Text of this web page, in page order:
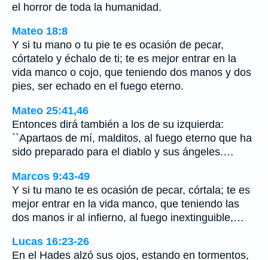
el horror de toda la humanidad.
Mateo 18:8
Y si tu mano o tu pie te es ocasión de pecar,
córtatelo y échalo de ti; te es mejor entrar en la
vida manco o cojo, que teniendo dos manos y dos
pies, ser echado en el fuego eterno.
Mateo 25:41,46
Entonces dirá también a los de su izquierda:
``Apartaos de mí, malditos, al fuego eterno que ha
sido preparado para el diablo y sus ángeles.…
Marcos 9:43-49
Y si tu mano te es ocasión de pecar, córtala; te es
mejor entrar en la vida manco, que teniendo las
dos manos ir al infierno, al fuego inextinguible,…
Lucas 16:23-26
En el Hades alzó sus ojos, estando en tormentos,